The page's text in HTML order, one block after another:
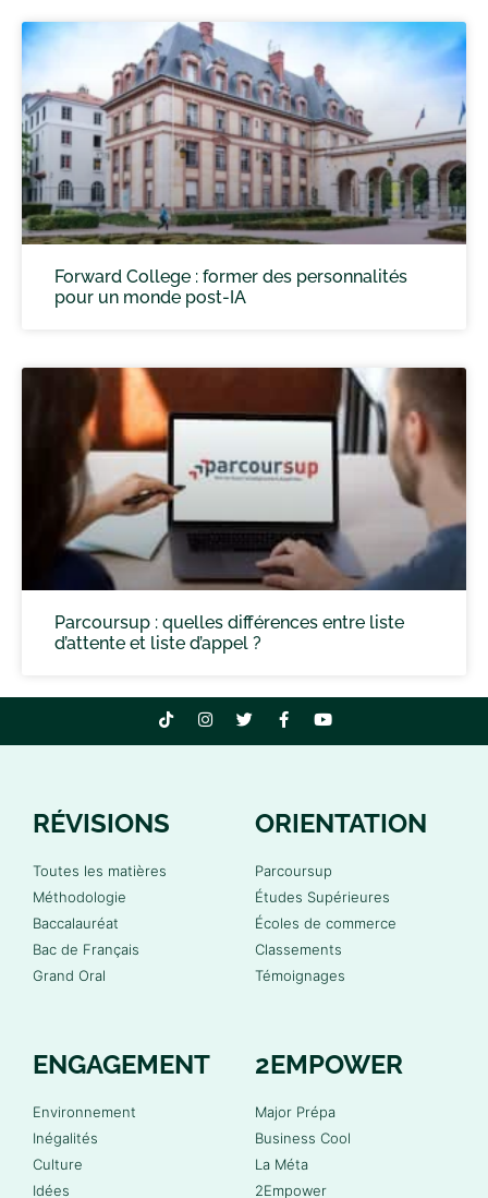
Forward College : former des personnalités
pour un monde post-IA
Parcoursup : quelles différences entre liste
d’attente et liste d’appel ?
RÉVISIONS
Toutes les matières
Méthodologie
Baccalauréat
Bac de Français
Grand Oral
ORIENTATION
Parcoursup
Études Supérieures
Écoles de commerce
Classements
Témoignages
ENGAGEMENT
Environnement
Inégalités
Culture
Idées
2EMPOWER
Major Prépa
Business Cool
La Méta
2Empower